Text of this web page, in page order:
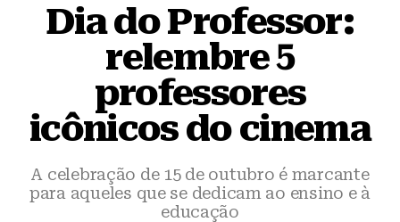
Dia do Professor:
relembre 5
professores
icônicos do cinema
A celebração de 15 de outubro é marcante
para aqueles que se dedicam ao ensino e à
educação